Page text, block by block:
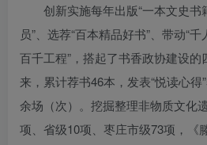
创新实施每年出版“一本文史书
员”、选荐“百本精品好书”、带动“
百千工程”，搭起了书香政协建设的
来，累计荐书46本，发表“悦读心
余场（次）。挖掘整理非物质文化
项、省级10项、枣庄市级73项，《